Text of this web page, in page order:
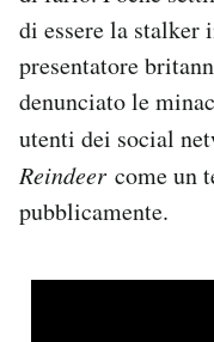
di essere la stalker
presentatore
denunciato le
utenti dei social
Reindeer come un
pubblicamente.